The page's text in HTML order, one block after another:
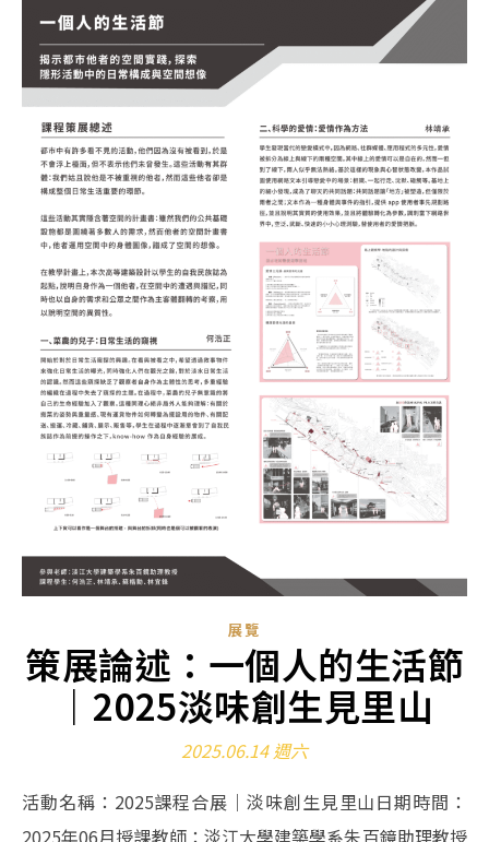
展覽
策展論述：一個人的生活節
｜2025淡味創生見里山
2025.06.14 週六
活動名稱：2025課程合展｜淡味創生見里山日期時間：